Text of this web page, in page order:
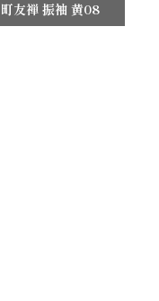
友禅 振袖 黄08